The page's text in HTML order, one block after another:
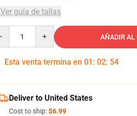
Ver guía de tallas
AÑADIR AL
Esta venta termina en 01 : 02: 53
Deliver to United States
Cost to ship:$6.99